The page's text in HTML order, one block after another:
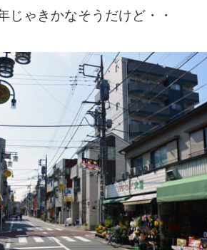
じゃきかなそうだけど・・